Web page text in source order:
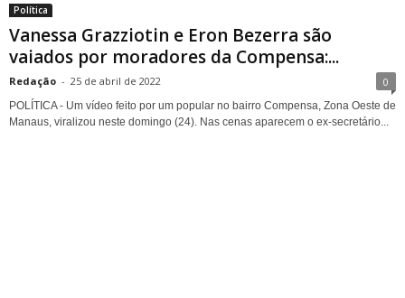
Política
Vanessa Grazziotin e Eron Bezerra são
vaiados por moradores da Compensa:...
Redação - 25 de abril de 2022 0
POLÍTICA - Um vídeo feito por um popular no bairro Compensa, Zona Oeste de
Manaus, viralizou neste domingo (24). Nas cenas aparecem o ex-secretário...